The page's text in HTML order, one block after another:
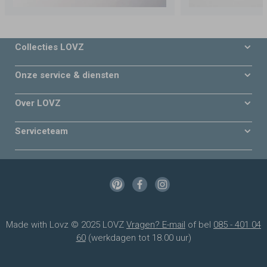
Collecties LOVZ
Onze service & diensten
Over LOVZ
Serviceteam
Made with Lovz © 2025 LOVZ Vragen? E-mail of bel 085 - 401 04
60(werkdagen tot 18.00 uur)